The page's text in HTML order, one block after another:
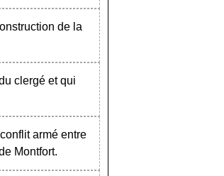
de la
clergé et qui
armé entre
Montfort.